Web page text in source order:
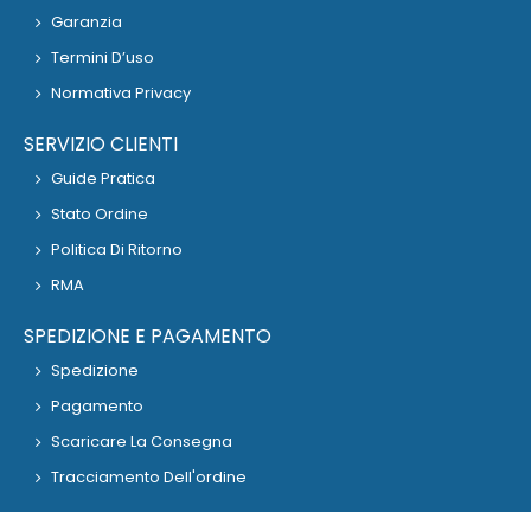
Garanzia
Termini D’uso
Normativa Privacy
SERVIZIO CLIENTI
Guide Pratica
Stato Ordine
Politica Di Ritorno
RMA
SPEDIZIONE E PAGAMENTO
Spedizione
Pagamento
Scaricare La Consegna
Tracciamento Dell'ordine